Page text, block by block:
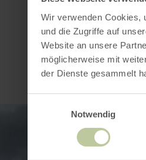
Wir verwenden Cookies,
und die Zugriffe auf
Website an unsere
möglicherweise mit
der Dienste gesammelt
Notwendig